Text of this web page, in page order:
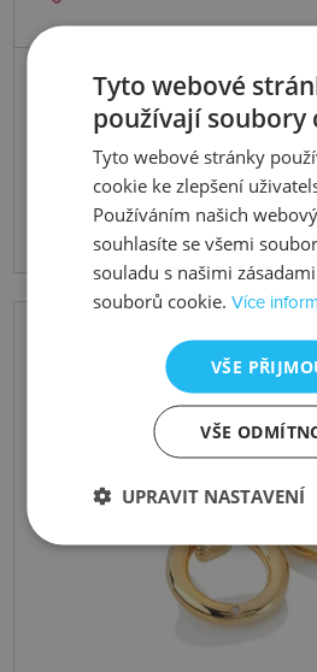
Stříbrné pozlacené
Jossa Hope DE676
5574 Kč
Tyto webové
používají soubory
Tyto webové stránky
cookie ke zlepšení
Používáním našich
souhlasíte se všemi
souladu s našimi
souborů cookie.Více
VŠE
VŠE
UPRAVIT NASTAVENÍ